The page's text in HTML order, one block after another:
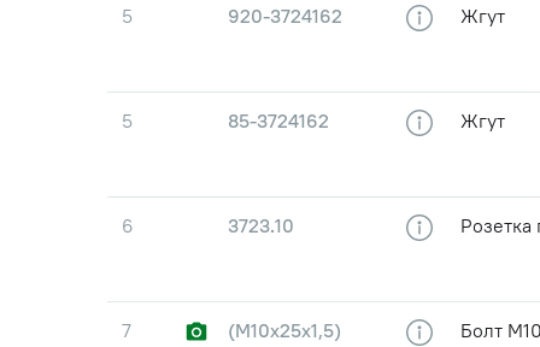
5 920-3724162 Жгут
5 85-3724162 Жгут
6 3723.10 Розетка
7 (М10х25х1,5)
Болт